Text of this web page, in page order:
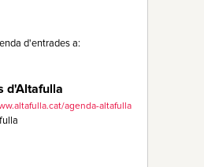
d'entrades a:
d'Altafulla
agenda-altafulla